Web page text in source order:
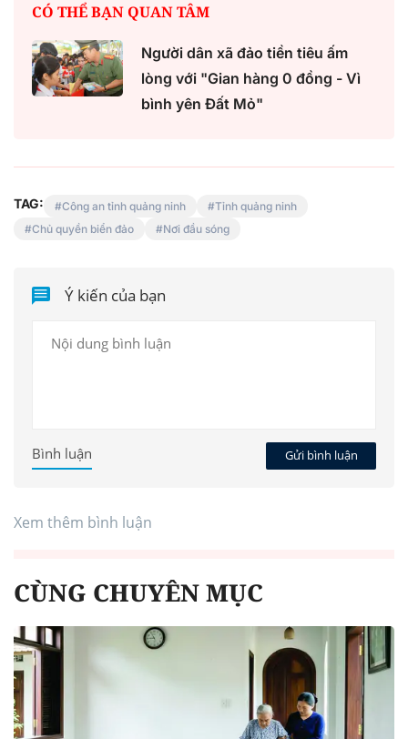
CÓ THỂ BẠN QUAN TÂM
Người dân xã đảo tiền tiêu ấm
lòng với "Gian hàng 0 đồng - Vì
bình yên Đất Mỏ"
TAG: Công an tỉnh quảng ninh
Tỉnh quảng ninh
Chủ quyền biển đảo
Nơi đầu sóng
Ý kiến của bạn
Gửi bình luận
Bình luận
Xem thêm bình luận
CÙNG CHUYÊN MỤC